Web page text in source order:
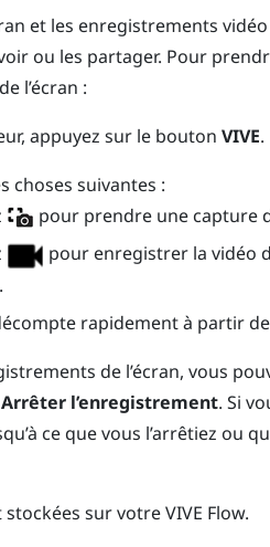
et les enregistrements
ou les partager. Pour
l’écran :
appuyez sur le bouton VIVE.
choses suivantes :
pour prendre une capture
pour enregistrer la vidéo
rapidement à partir
de l’écran, vous
Arrêter l’enregistrement. Si
ce que vous l’arrêtiez ou
stockées sur votreVIVE Flow.